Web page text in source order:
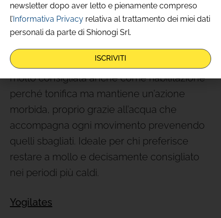
In altre parole,il Pilates in acqua. Il metodo
viene praticato in acqua per garantire
maggiore resistenza e dunque aumentare
la quota dello sforzo muscolare.
molto consigliata anche come riabilitazione
perché tonifica ma mantiene un’azione
morbida, proprio grazie all’acqua che
accompagna ogni movimento prevenendo
quelli sbagliati. Ideale per chi preferisce
restare a mollo e decisamente consigliato
nei periodi più caldi.
Yogilates
newsletter dopo aver letto e pienamente compreso
l’Informativa Privacy relativa al trattamento dei miei dati
personali da parte di Shionogi Srl.
ISCRIVITI